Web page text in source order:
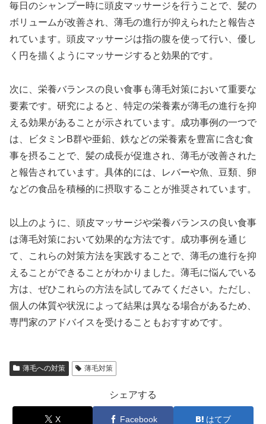
毎日のシャンプー時に頭皮マッサージを行うことで、髪の
ボリュームが改善され、薄毛の進行が抑えられたと報告さ
れています。頭皮マッサージは指の腹を使って行い、優し
く円を描くようにマッサージすると効果的です。
次に、栄養バランスの良い食事も薄毛対策において重要な
要素です。研究によると、特定の栄養素が薄毛の進行を抑
える効果があることが示されています。成功事例の一つで
は、ビタミンB群や亜鉛、鉄などの栄養素を豊富に含む食
事を摂ることで、髪の成長が促進され、薄毛が改善された
と報告されています。具体的には、レバーや魚、豆類、卵
などの食品を積極的に摂取することが推奨されています。
以上のように、頭皮マッサージや栄養バランスの良い食事
は薄毛対策において効果的な方法です。成功事例を通じ
て、これらの対策方法を実践することで、薄毛の進行を抑
えることができることがわかりました。薄毛に悩んでいる
方は、ぜひこれらの方法を試してみてください。ただし、
個人の体質や状況によって結果は異なる場合があるため、
専門家のアドバイスを受けることもおすすめです。
薄毛への対策 薄毛対策
シェアする
X Facebook はてブ